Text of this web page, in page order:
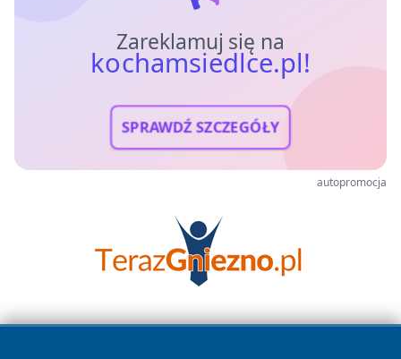
Zareklamuj się na
kochamsiedlce.pl!
SPRAWDŹ SZCZEGÓŁY
autopromocja